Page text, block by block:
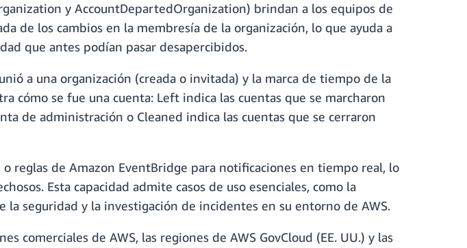
y AccountDepartedOrganization) brindan a los equipos de
de los cambios en la membresía de la organización, lo que ayuda a
que antes podían pasar desapercibidos.
a una organización (creada o invitada) y la marca de tiempo de la
cómo se fue una cuenta: Left indica las cuentas que se marcharon
de administración o Cleaned indica las cuentas que se cerraron
reglas de Amazon EventBridge para notificaciones en tiempo real, lo
Esta capacidad admite casos de uso esenciales, como la
seguridad y la investigación de incidentes en su entorno de AWS.
comerciales de AWS, las regiones de AWS GovCloud (EE. UU.) y las